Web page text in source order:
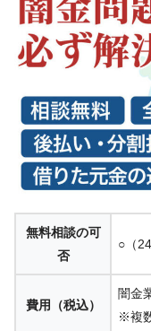
無料相談の可
否
○（
費用（税込）
闇金
※複